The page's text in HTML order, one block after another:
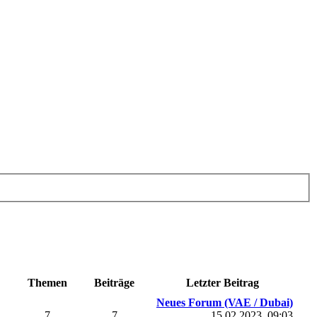
Themen Beiträge Letzter Beitrag
Neues Forum (VAE / Dubai)